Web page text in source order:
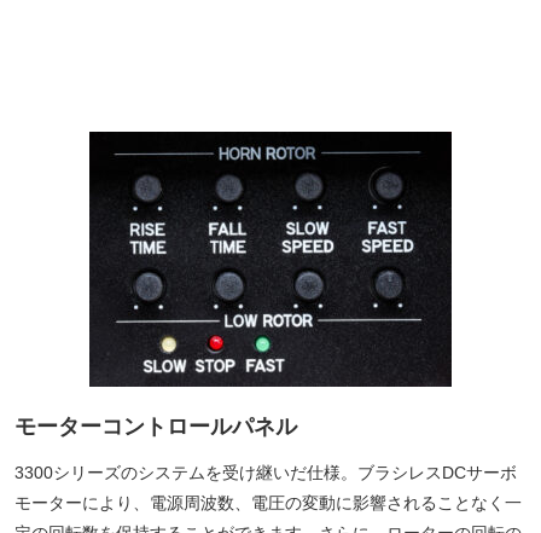
モーターコントロールパネル
3300シリーズのシステムを受け継いだ仕様。ブラシレスDCサーボ
モーターにより、電源周波数、電圧の変動に影響されることなく一